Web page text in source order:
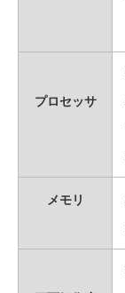
プロセッサ
メモリ